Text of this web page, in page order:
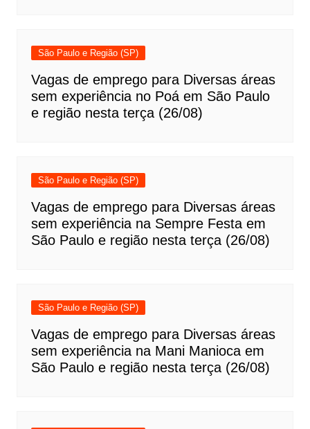
São Paulo e Região (SP)
Vagas de emprego para Diversas áreas
sem experiência no Poá em São Paulo
e região nesta terça (26/08)
São Paulo e Região (SP)
Vagas de emprego para Diversas áreas
sem experiência na Sempre Festa em
São Paulo e região nesta terça (26/08)
São Paulo e Região (SP)
Vagas de emprego para Diversas áreas
sem experiência na Mani Manioca em
São Paulo e região nesta terça (26/08)